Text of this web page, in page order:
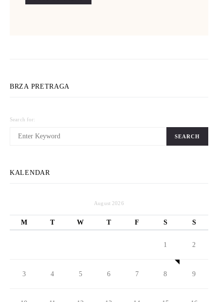
BRZA PRETRAGA
Search for:
SEARCH
KALENDAR
August 2026
M T W T F S S
1 2
3 4 5 6 7 8 9